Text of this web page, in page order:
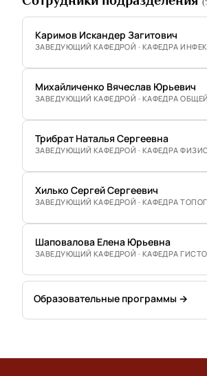
Каримов Искандер Загитович
ЗАВЕДУЮЩИЙ КАФЕДРОЙ · КАФЕДРА
Михайличенко Вячеслав Юрьевич
ЗАВЕДУЮЩИЙ КАФЕДРОЙ · КАФЕДРА
Трибрат Наталья Сергеевна
ЗАВЕДУЮЩИЙ КАФЕДРОЙ · КАФЕДРА
Хилько Сергей Сергеевич
ЗАВЕДУЮЩИЙ КАФЕДРОЙ · КАФЕДРА
Шаповалова Елена Юрьевна
ЗАВЕДУЮЩИЙ КАФЕДРОЙ · КАФЕДРА
Образовательные программы →